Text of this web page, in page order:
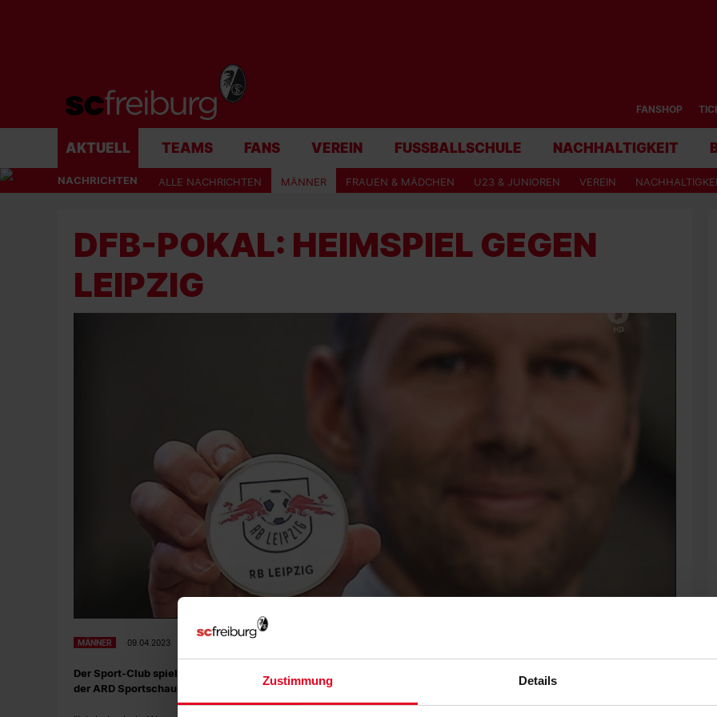
Zustimmung Details
FANSHOP
AKTUELL TEAMS FANS VEREIN FUSSBALLSCHULE NACHHALTIGKEIT
NACHRICHTEN ALLE NACHRICHTEN MÄNNER FRAUEN & MÄDCHEN U23 & JUNIOREN VEREIN
DFB-POKAL: HEIMSPIEL GEGEN
LEIPZIG
MÄNNER 09.04.2023
Der Sport-Club spielt im Halbfinale des DFB-Pokals zuhause gegen RB Leipzig. Das ergab die Auslosung im Rahmen
der ARD Sportschau im Fußballmuseum in Dortmund.